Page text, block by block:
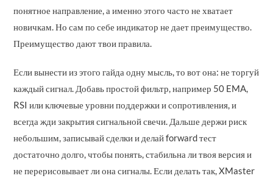
понятное направление, а именно этого часто не хватает
новичкам. Но сам по себе индикатор не дает преимущество.
Преимущество дают твои правила.
Если вынести из этого гайда одну мысль, то вот она: не торгуй
каждый сигнал. Добавь простой фильтр, например 50 EMA,
RSI или ключевые уровни поддержки и сопротивления, и
всегда жди закрытия сигнальной свечи. Дальше держи риск
небольшим, записывай сделки и делай forward тест
достаточно долго, чтобы понять, стабильна ли твоя версия и
не перерисовывает ли она сигналы. Если делать так, XMaster